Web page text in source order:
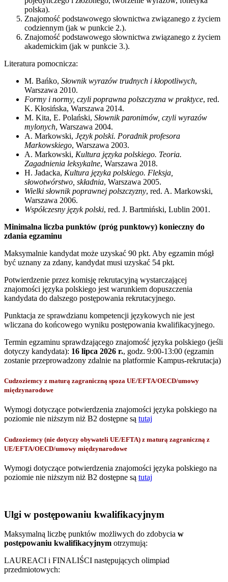
polska).
Znajomość podstawowego słownictwa związanego z życiem
codziennym (jak w punkcie 2.).
Znajomość podstawowego słownictwa związanego z życiem
akademickim (jak w punkcie 3.).
Literatura pomocnicza:
M. Bańko, Słownik wyrazów trudnych i kłopotliwych,
Warszawa 2010.
Formy i normy, czyli poprawna polszczyzna w praktyce, red.
K. Kłosińska, Warszawa 2014.
M. Kita, E. Polański, Słownik paronimów, czyli wyrazów
mylonych, Warszawa 2004.
A. Markowski, Język polski. Poradnik profesora
Markowskiego, Warszawa 2003.
A. Markowski, Kultura języka polskiego. Teoria.
Zagadnienia leksykalne, Warszawa 2018.
H. Jadacka, Kultura języka polskiego. Fleksja,
słowotwórstwo, składnia, Warszawa 2005.
Wielki słownik poprawnej polszczyzny, red. A. Markowski,
Warszawa 2006.
Współczesny język polski, red. J. Bartmiński, Lublin 2001.
Minimalna liczba punktów (próg punktowy) konieczny do
zdania egzaminu
Maksymalnie kandydat może uzyskać 90 pkt. Aby egzamin mógł
być uznany za zdany, kandydat musi uzyskać 54 pkt.
Potwierdzenie przez komisję rekrutacyjną wystarczającej
znajomości języka polskiego jest warunkiem dopuszczenia
kandydata do dalszego postępowania rekrutacyjnego.
Punktacja ze sprawdzianu kompetencji językowych nie jest
wliczana do końcowego wyniku postępowania kwalifikacyjnego.
Termin egzaminu sprawdzającego znajomość języka polskiego (jeśli
dotyczy kandydata): 16 lipca 2026 r., godz. 9:00-13:00 (egzamin
zostanie przeprowadzony zdalnie na platformie Kampus-rekrutacja)
Cudzoziemcy z maturą zagraniczną spoza UE/EFTA/OECD/umowy
międzynarodowe
Wymogi dotyczące potwierdzenia znajomości języka polskiego na
poziomie nie niższym niż B2 dostępne są tutaj
Cudzoziemcy (nie dotyczy obywateli UE/EFTA) z maturą zagraniczną z
UE/EFTA/OECD/umowy międzynarodowe
Wymogi dotyczące potwierdzenia znajomości języka polskiego na
poziomie nie niższym niż B2 dostępne są tutaj
Ulgi w postępowaniu kwalifikacyjnym
Maksymalną liczbę punktów możliwych do zdobycia w
postępowaniu kwalifikacyjnym otrzymują:
LAUREACI i FINALIŚCI następujących olimpiad
przedmiotowych: